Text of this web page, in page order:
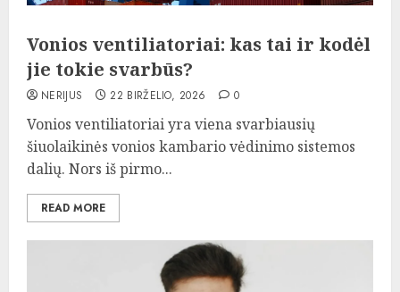
Vonios ventiliatoriai: kas tai ir kodėl
jie tokie svarbūs?
NERIJUS 22 BIRŽELIO, 2026 0
Vonios ventiliatoriai yra viena svarbiausių
šiuolaikinės vonios kambario vėdinimo sistemos
dalių. Nors iš pirmo...
READ MORE